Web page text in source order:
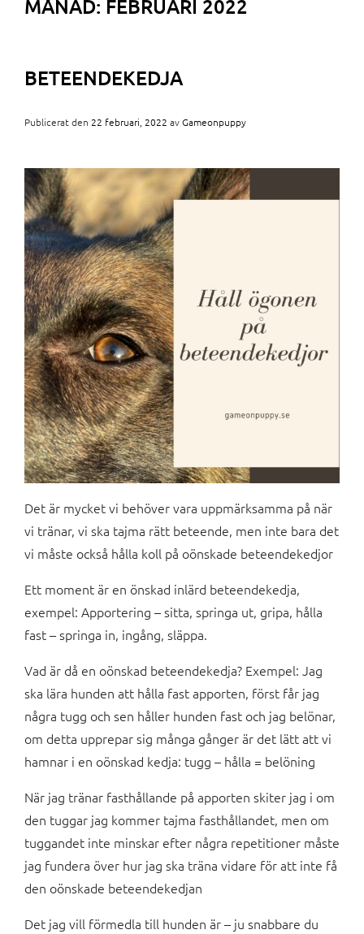
MÅNAD: FEBRUARI 2022
BETEENDEKEDJA
Publicerat den 22 februari, 2022 avGameonpuppy
Det är mycket vi behöver vara uppmärksamma på när
vi tränar, vi ska tajma rätt beteende, men inte bara det
vi måste också hålla koll på oönskade beteendekedjor
Ett moment är en önskad inlärd beteendekedja,
exempel: Apportering – sitta, springa ut, gripa, hålla
fast – springa in, ingång, släppa.
Vad är då en oönskad beteendekedja? Exempel: Jag
ska lära hunden att hålla fast apporten, först får jag
några tugg och sen håller hunden fast och jag belönar,
om detta upprepar sig många gånger är det lätt att vi
hamnar i en oönskad kedja: tugg – hålla = belöning
När jag tränar fasthållande på apporten skiter jag i om
den tuggar jag kommer tajma fasthållandet, men om
tuggandet inte minskar efter några repetitioner måste
jag fundera över hur jag ska träna vidare för att inte få
den oönskade beteendekedjan
Det jag vill förmedla till hunden är – ju snabbare du